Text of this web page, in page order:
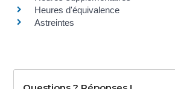
Heures d'équivalence
Astreintes